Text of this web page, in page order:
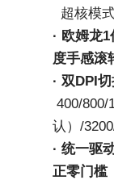
超核模
· 欧姆龙
度手感滚
· 双DPI
400/800/
认）/
· 统一驱
正零门槛